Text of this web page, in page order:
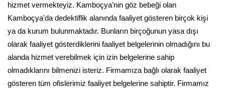
hizmet vermekteyiz. Kamboçya’nin göz bebeği olan
Kamboçya'da dedektiflik alanında faaliyet gösteren birçok kişi
ya da kurum bulunmaktadır. Bunların birçoğunun yasa dışı
olarak faaliyet gösterdiklerini faaliyet belgelerinin olmadığını bu
alanda hizmet verebilmek için izin belgelerine sahip
olmadıklarını bilmenizi isteriz. Firmamıza bağlı olarak faaliyet
gösteren tüm ofislerimiz faaliyet belgelerine sahiptir. Firmamız